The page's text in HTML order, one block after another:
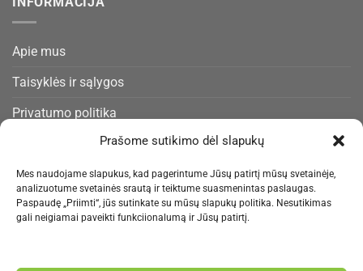
Prašome sutikimo dėl slapukų
Mes naudojame slapukus, kad pagerintume Jūsų patirtį mūsų svetainėje,
analizuotume svetainės srautą ir teiktume suasmenintas paslaugas.
Paspaudę „Priimti“, jūs sutinkate su mūsų slapukų politika. Nesutikimas
gali neigiamai paveikti funkciionalumą ir Jūsų patirtį.
Apie mus
Taisyklės ir sąlygos
Privatumo politika
Slapukų politika
Pristatymas ir gražinimas
Kontaktai